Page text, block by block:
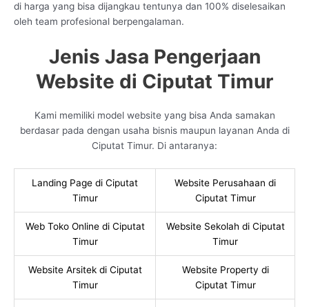
di harga yang bisa dijangkau tentunya dan 100% diselesaikan
oleh team profesional berpengalaman.
Jenis Jasa Pengerjaan
Website di Ciputat Timur
Kami memiliki model website yang bisa Anda samakan
berdasar pada dengan usaha bisnis maupun layanan Anda di
Ciputat Timur. Di antaranya:
Landing Page di Ciputat
Timur
Website Perusahaan di
Ciputat Timur
Web Toko Online di Ciputat
Timur
Website Sekolah di Ciputat
Timur
Website Arsitek di Ciputat
Timur
Website Property di
Ciputat Timur